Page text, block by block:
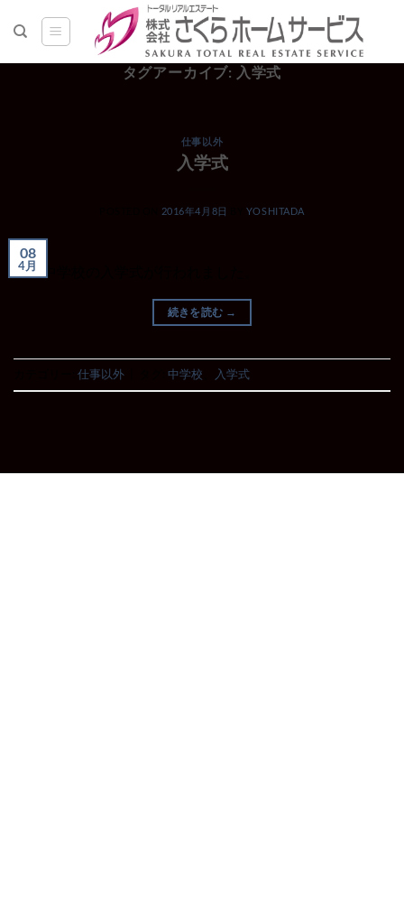
タグアーカイブ: 入学式
仕事以外
入学式
2016年4月8日 YOSHITADA
08
4月
本日中学校の入学式が行われました。
続きを読む →
仕事以外 中学校 入学式